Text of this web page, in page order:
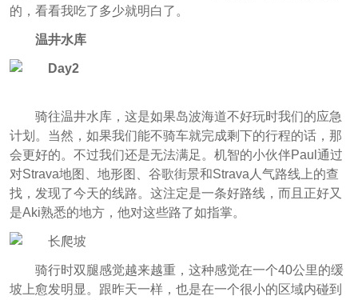
的，看看我吃了多少就明白了。
温井水库
骑往温井水库，这是如果岛波海道不好玩时我们的应急
计划。当然，如果我们能不骑车就完成剩下的行程的话，那
会更好的。不过我们还是无法满足。机智的小伙伴Paul通过
对Strava地图、地形图、谷歌街景和Strava人气路线上的查
找，发现了今天的线路。这注定是一条好路线，而且正好又
是Aki熟悉的地方，他对这些路了如指掌。
骑行时双腿感觉越来越重，这种感觉在一个40公里的缓
坡上愈发明显。跟昨天一样，也是在一个很小的区域内碰到